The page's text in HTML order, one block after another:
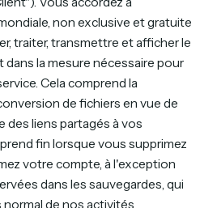
non exclusive et gratuite
traiter, transmettre et afficher le
la mesure nécessaire pour
Cela comprend la
de fichiers en vue de
des liens partagés à vos
fin lorsque vous supprimez
votre compte, à l'exception
dans les sauvegardes, qui
de nos activités.